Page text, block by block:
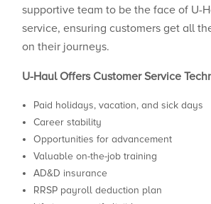
supportive team to be the face of U-
service, ensuring customers get all
on their journeys.
U-Haul Offers Customer Service
Paid holidays, vacation, and sick days
Career stability
Opportunities for advancement
Valuable on-the-job training
AD&D insurance
RRSP payroll deduction plan